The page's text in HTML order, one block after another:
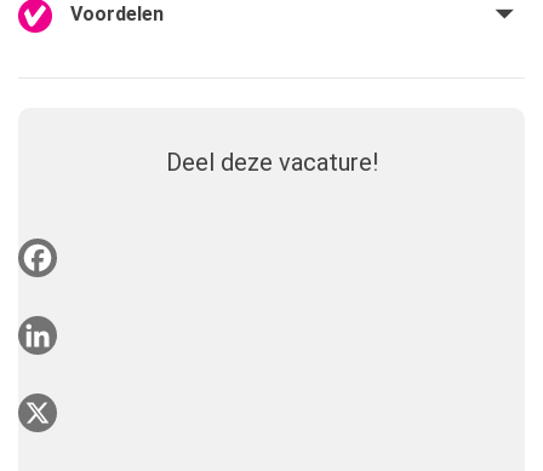
Voordelen
Deel deze vacature!